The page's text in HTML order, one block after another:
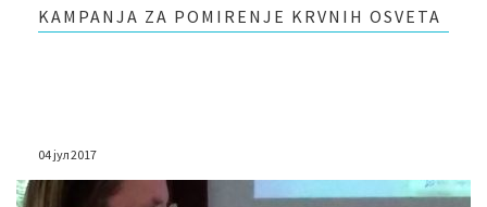
KAMPANJA ZA POMIRENJE KRVNIH OSVETA
04 јул 2017